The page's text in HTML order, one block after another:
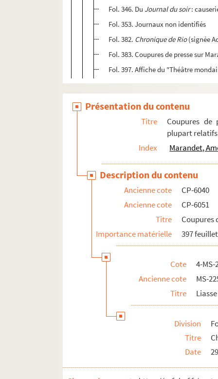
Fol. 346. Du Journal du soir:
Fol. 353. Journaux non identifiés
Fol. 382. Chronique de Rio(signée
Fol. 383. Coupures de presse sur
Fol. 397. Affiche du "Théâtre
Présentation du contenu
Titre
Coupures de
plupart
Index
Marandet,
Description du contenu
Ancienne cote
CP-6040
Ancienne cote
CP-6051
Titre
Coupures
Importance matérielle
397
Cote
4-MS-
Ancienne cote
MS-
Titre
Division
Titre
Date